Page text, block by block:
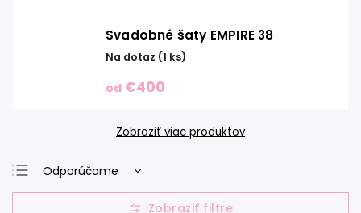
Svadobné šaty EMPIRE 38
Na dotaz (1 ks)
od €400
Zobraziť viac produktov
Odporúčame
Najlacnejšie